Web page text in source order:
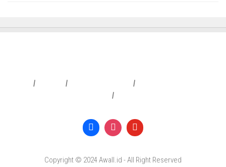
| | |
|
Copyright © 2024 Awall.id - All Right Reserved